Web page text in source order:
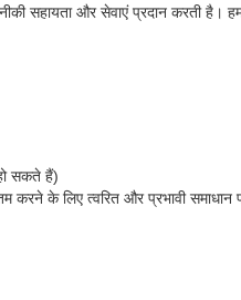
सहायता और सेवाएं प्रदान करती है।
सकते हैं)
करने के लिए त्वरित और प्रभावी